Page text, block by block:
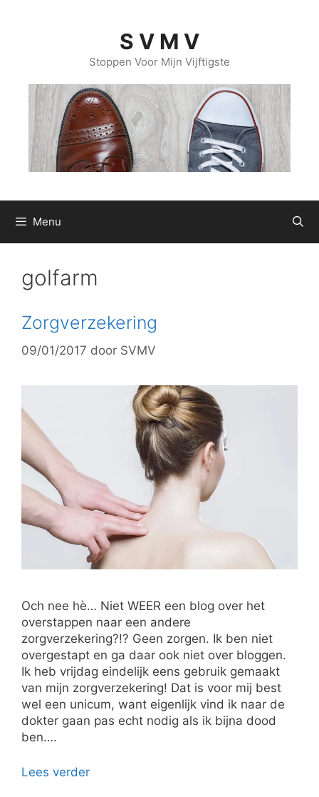
S V M V
Stoppen Voor Mijn Vijftigste
Menu
golfarm
Zorgverzekering
09/01/2017 door SVMV
Och nee hè… Niet WEER een blog over het
overstappen naar een andere
zorgverzekering?!? Geen zorgen. Ik ben niet
overgestapt en ga daar ook niet over bloggen.
Ik heb vrijdag eindelijk eens gebruik gemaakt
van mijn zorgverzekering! Dat is voor mij best
wel een unicum, want eigenlijk vind ik naar de
dokter gaan pas echt nodig als ik bijna dood
ben….
Lees verder